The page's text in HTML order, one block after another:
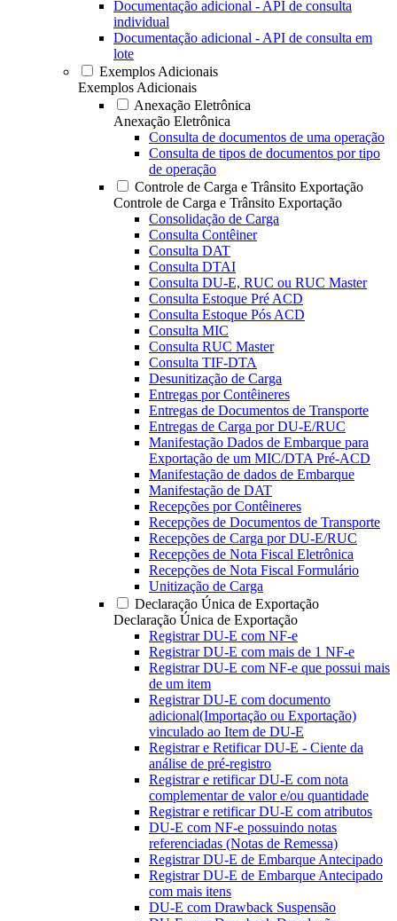
Documentação adicional - API de consulta
individual
Documentação adicional - API de consulta em
lote
Exemplos Adicionais
Exemplos Adicionais
Anexação Eletrônica
Anexação Eletrônica
Consulta de documentos de uma operação
Consulta de tipos de documentos por tipo
de operação
Controle de Carga e Trânsito Exportação
Controle de Carga e Trânsito Exportação
Consolidação de Carga
Consulta Contêiner
Consulta DAT
Consulta DTAI
Consulta DU-E, RUC ou RUC Master
Consulta Estoque Pré ACD
Consulta Estoque Pós ACD
Consulta MIC
Consulta RUC Master
Consulta TIF-DTA
Desunitização de Carga
Entregas por Contêineres
Entregas de Documentos de Transporte
Entregas de Carga por DU-E/RUC
Manifestação Dados de Embarque para
Exportação de um MIC/DTA Pré-ACD
Manifestação de dados de Embarque
Manifestação de DAT
Recepções por Contêineres
Recepções de Documentos de Transporte
Recepções de Carga por DU-E/RUC
Recepções de Nota Fiscal Eletrônica
Recepções de Nota Fiscal Formulário
Unitização de Carga
Declaração Única de Exportação
Declaração Única de Exportação
Registrar DU-E com NF-e
Registrar DU-E com mais de 1 NF-e
Registrar DU-E com NF-e que possui mais
de um item
Registrar DU-E com documento
adicional(Importação ou Exportação)
vinculado ao Item de DU-E
Registrar e Retificar DU-E - Ciente da
análise de pré-registro
Registrar e retificar DU-E com nota
complementar de valor e/ou quantidade
Registrar e retificar DU-E com atributos
DU-E com NF-e possuindo notas
referenciadas (Notas de Remessa)
Registrar DU-E de Embarque Antecipado
Registrar DU-E de Embarque Antecipado
com mais itens
DU-E com Drawback Suspensão